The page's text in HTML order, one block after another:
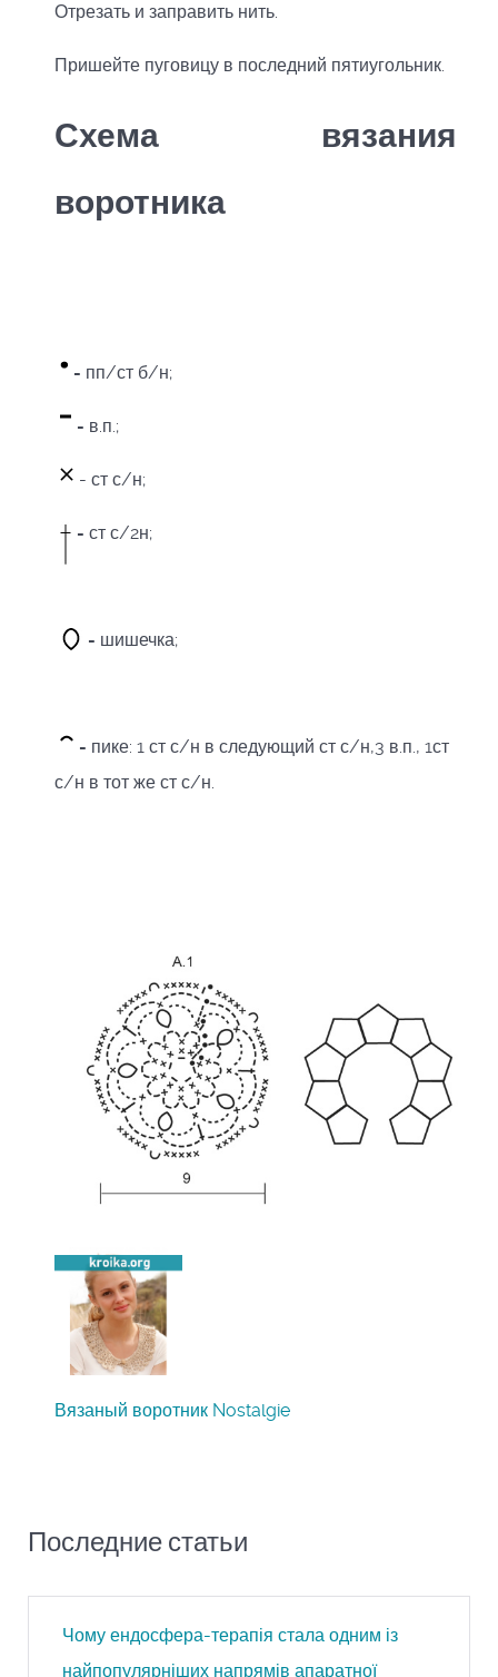
Отрезать и заправить нить.
Пришейте пуговицу в последний пятиугольник.
Схема вязания
воротника
- пп/ст б/н;
- в.п.;
- ст с/н;
- ст с/2н;
- шишечка;
- пике: 1 ст с/н в следующий ст с/н,3 в.п., 1ст
с/н в тот же ст с/н.
Вязаный воротник Nostalgie
Последние статьи
Чому ендосфера-терапія стала одним із
найпопулярніших напрямів апаратної